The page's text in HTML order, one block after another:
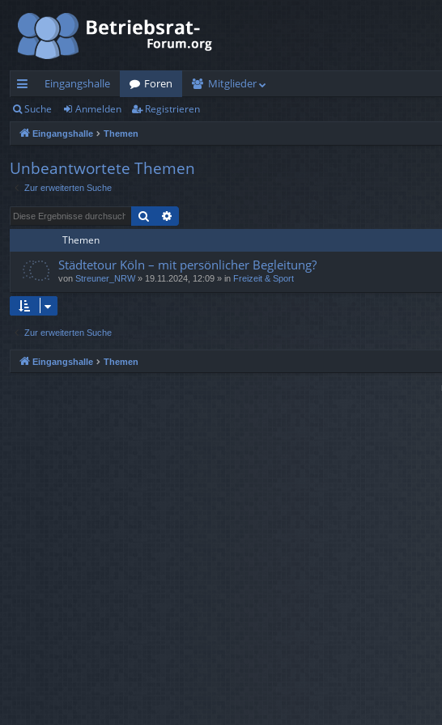
ch
ne
llz
ug
rif
Eingangshalle Foren
Mitglieder
Suche Anmelden Registrieren
Eingangshalle Themen
Unbeantwortete Themen
Zur erweiterten Suche
Suche
Themen
Städtetour Köln – mit persönlicher Begleitung?
von Streuner_NRW» 19.11.2024, 12:09 » in Freizeit & Sport
Zur erweiterten Suche
Eingangshalle Themen